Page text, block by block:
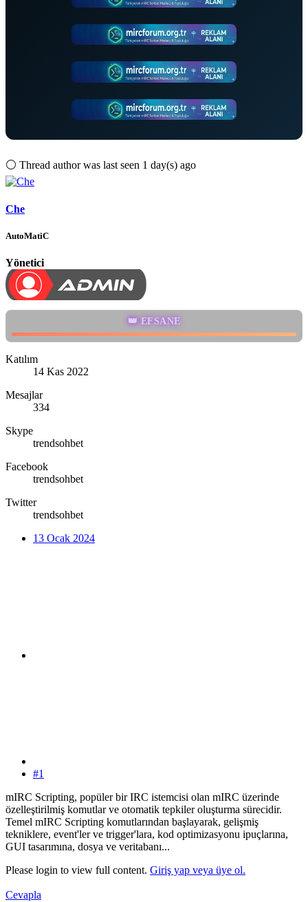
⚪ Thread author was last seen 1 day(s) ago
Che
AutoMatiC
Yönetici
👑 EFSANE
Katılım
14 Kas 2022
Mesajlar
334
Skype
trendsohbet
Facebook
trendsohbet
Twitter
trendsohbet
13 Ocak 2024
#1
mIRC Scripting, popüler bir IRC istemcisi olan mIRC üzerinde
özelleştirilmiş komutlar ve otomatik tepkiler oluşturma sürecidir.
Temel mIRC Scripting komutlarından başlayarak, gelişmiş
tekniklere, event'ler ve trigger'lara, kod optimizasyonu ipuçlarına,
GUI tasarımına, dosya ve veritabanı...
Please login to view full content. Giriş yap veya üye ol.
Cevapla